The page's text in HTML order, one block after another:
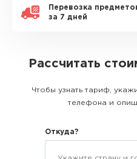
Перевозка
за 7 дней
Рассчитать
Чтобы узнать тариф,
телефона и
Откуда?